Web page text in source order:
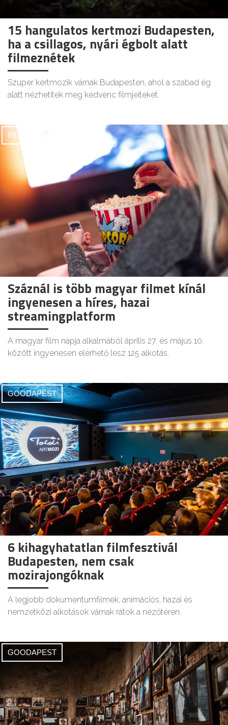
15 hangulatos kertmozi Budapesten,
ha a csillagos, nyári égbolt alatt
filmeznétek
Szuper kertmozik várnak Budapesten, ahol a szabad ég
alatt nézhetitek meg kedvenc filmjeiteket.
FILMEK
Száznál is több magyar filmet kínál
ingyenesen a híres, hazai
streamingplatform
A magyar film napja alkalmából április 27. és május 10.
között ingyenesen elérhető lesz 125 alkotás.
GOODAPEST
6 kihagyhatatlan filmfesztivál
Budapesten, nem csak
mozirajongóknak
A legjobb dokumentumfilmek, animációs, hazai és
nemzetközi alkotások várnak rátok a nézőtéren.
GOODAPEST